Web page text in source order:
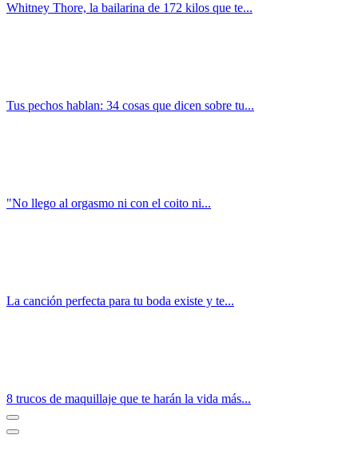
Whitney Thore, la bailarina de 172 kilos que te...
Tus pechos hablan: 34 cosas que dicen sobre tu...
"No llego al orgasmo ni con el coito ni...
La canción perfecta para tu boda existe y te...
8 trucos de maquillaje que te harán la vida más...